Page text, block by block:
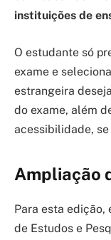
instituições de
O estudante só
exame e
estrangeira
do exame, além
acessibilidade, se
Ampliação
Para esta
de Estudos e